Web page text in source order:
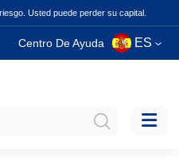
Usted puede perder su capital.
Centro De Ayuda ES